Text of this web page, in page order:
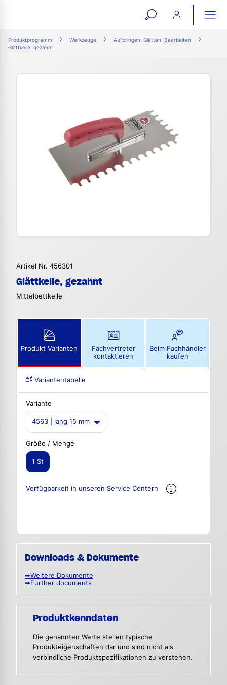
open
search
Produktprogramm Werkzeuge
Aufbringen, Glätten, Bearbeiten
Glättkelle, gezahnt
Artikel Nr. 456301
Glättkelle, gezahnt
Mittelbettkelle
Produkt Varianten
Fachvertreter
kontaktieren
Beim Fachhändler
kaufen
Variantentabelle
Variante
4563 | lang 15 mm
Größe / Menge
1 St
Verfügbarkeit in unseren Service Centern
Downloads & Dokumente
➥Weitere Dokumente
➥Further documents
Produktkenndaten
Die genannten Werte stellen typische
Produkteigenschaften dar und sind nicht als
verbindliche Produktspezifikationen zu verstehen.